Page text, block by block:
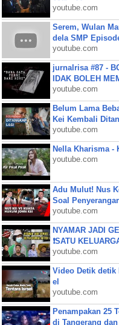
youtube.com
Serem, Wulan
dela SMP
youtube.com
jurnalrisa #87 -
IDAK BOLEH
youtube.com
Belum Lama
Kei Kembali
youtube.com
Nella Kharisma -
youtube.com
Adu Mulut! Nus
Soal
youtube.com
NYAMAR JADI
❗SATU
youtube.com
Video Detik detik
el
youtube.com
Penampakan 25
di Tangerang